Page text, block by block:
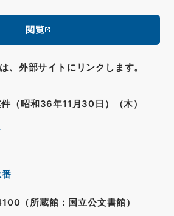
閲覧
、外部サイトにリンクします。
（昭和36年11月30日）（木）
（所蔵館：国立公文書館）